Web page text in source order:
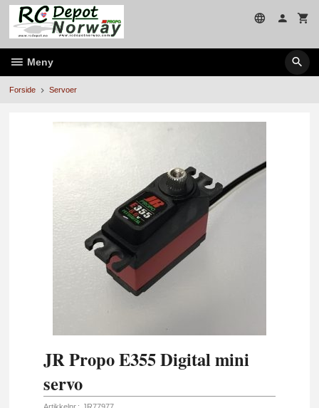
Gå
innholdet
Meny
Forside Servoer
JR Propo E355 Digital mini
servo